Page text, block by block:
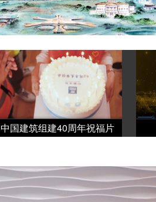
中国建筑组建40周年祝福片